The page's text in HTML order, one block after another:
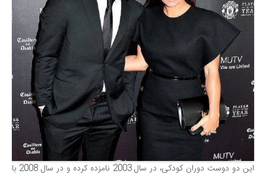
این دو دوست دوران کودکی، در سال 2003 نامزده کرده و در سال 2008 با